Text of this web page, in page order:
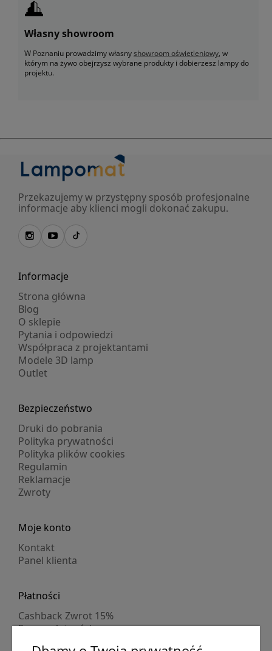
Własny showroom
W Poznaniu prowadzimy własnyshowroom oświetleniowy, w
którym na żywo obejrzysz wybrane produkty i dobierzesz lampy do
projektu.
Przekazujemy w przystępny sposób profesjonalne
informacje aby klienci mogli dokonać zakupu.
Informacje
Strona główna
Blog
O sklepie
Pytania i odpowiedzi
Współpraca z projektantami
Modele 3D lamp
Outlet
Bezpieczeństwo
Druki do pobrania
Polityka prywatności
Polityka plików cookies
Regulamin
Reklamacje
Zwroty
Moje konto
Kontakt
Panel klienta
Płatności
Cashback Zwrot 15%
Formy płatności